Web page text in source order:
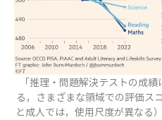
「推理・問題解決テストの成
る，さまざまな領域での評価ス
と成人では，使用尺度が異なる